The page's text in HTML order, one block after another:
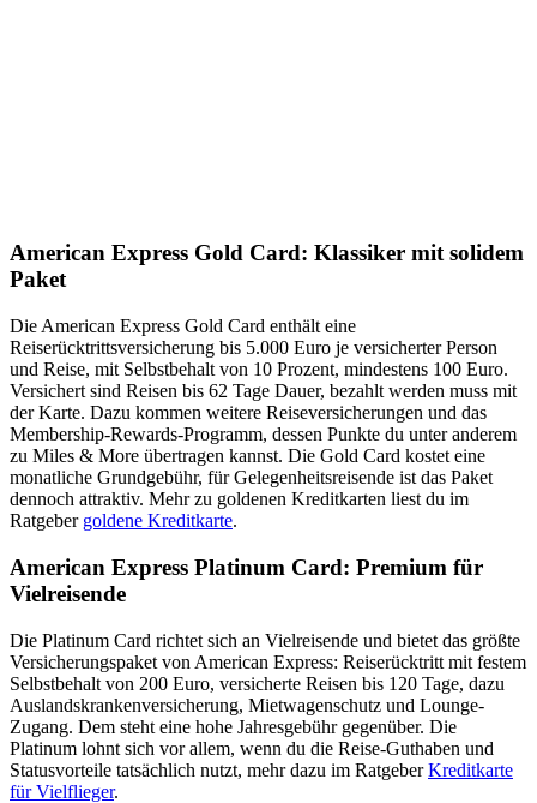
American Express Gold Card: Klassiker mit solidem
Paket
Die American Express Gold Card enthält eine
Reiserücktrittsversicherung bis 5.000 Euro je versicherter Person
und Reise, mit Selbstbehalt von 10 Prozent, mindestens 100 Euro.
Versichert sind Reisen bis 62 Tage Dauer, bezahlt werden muss mit
der Karte. Dazu kommen weitere Reiseversicherungen und das
Membership-Rewards-Programm, dessen Punkte du unter anderem
zu Miles & More übertragen kannst. Die Gold Card kostet eine
monatliche Grundgebühr, für Gelegenheitsreisende ist das Paket
dennoch attraktiv. Mehr zu goldenen Kreditkarten liest du im
Ratgeber goldene Kreditkarte.
American Express Platinum Card: Premium für
Vielreisende
Die Platinum Card richtet sich an Vielreisende und bietet das größte
Versicherungspaket von American Express: Reiserücktritt mit festem
Selbstbehalt von 200 Euro, versicherte Reisen bis 120 Tage, dazu
Auslandskrankenversicherung, Mietwagenschutz und Lounge-
Zugang. Dem steht eine hohe Jahresgebühr gegenüber. Die
Platinum lohnt sich vor allem, wenn du die Reise-Guthaben und
Statusvorteile tatsächlich nutzt, mehr dazu im RatgeberKreditkarte
für Vielflieger.